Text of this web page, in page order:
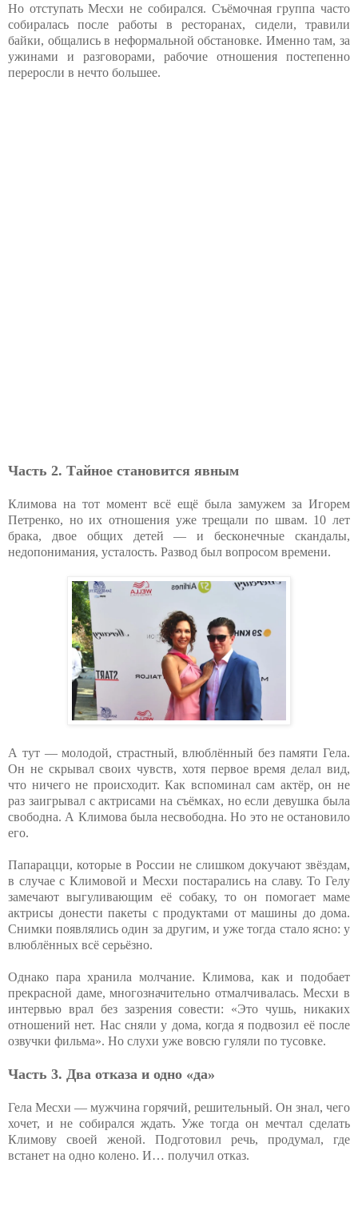
Но отступать Месхи не собирался. Съёмочная группа часто
собиралась после работы в ресторанах, сидели, травили
байки, общались в неформальной обстановке. Именно там, за
ужинами и разговорами, рабочие отношения постепенно
переросли в нечто большее.
Часть 2. Тайное становится явным
Климова на тот момент всё ещё была замужем за Игорем
Петренко, но их отношения уже трещали по швам. 10 лет
брака, двое общих детей — и бесконечные скандалы,
недопонимания, усталость. Развод был вопросом времени.
А тут — молодой, страстный, влюблённый без памяти Гела.
Он не скрывал своих чувств, хотя первое время делал вид,
что ничего не происходит. Как вспоминал сам актёр, он не
раз заигрывал с актрисами на съёмках, но если девушка была
свободна. А Климова была несвободна. Но это не остановило
его.
Папарацци, которые в России не слишком докучают звёздам,
в случае с Климовой и Месхи постарались на славу. То Гелу
замечают выгуливающим её собаку, то он помогает маме
актрисы донести пакеты с продуктами от машины до дома.
Снимки появлялись один за другим, и уже тогда стало ясно: у
влюблённых всё серьёзно.
Однако пара хранила молчание. Климова, как и подобает
прекрасной даме, многозначительно отмалчивалась. Месхи в
интервью врал без зазрения совести: «Это чушь, никаких
отношений нет. Нас сняли у дома, когда я подвозил её после
озвучки фильма». Но слухи уже вовсю гуляли по тусовке.
Часть 3. Два отказа и одно «да»
Гела Месхи — мужчина горячий, решительный. Он знал, чего
хочет, и не собирался ждать. Уже тогда он мечтал сделать
Климову своей женой. Подготовил речь, продумал, где
встанет на одно колено. И… получил отказ.